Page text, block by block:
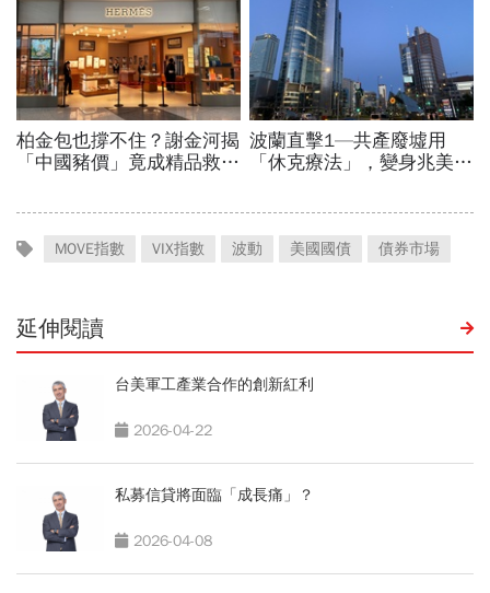
MOVE指數 VIX指數 波動 美國國債 債券市場
延伸閱讀
台美軍工產業合作的創新紅利
2026-04-22
私募信貸將面臨「成長痛」？
2026-04-08